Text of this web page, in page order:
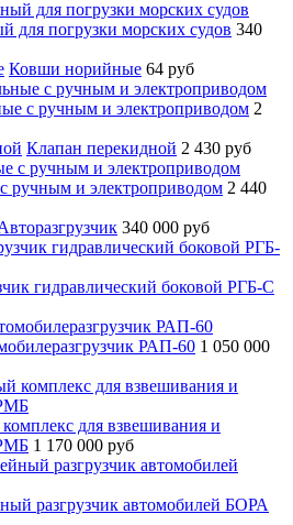
для погрузки морских судов 340
Ковши норийные 64 руб
с ручным и электроприводом 2
Клапан перекидной 2 430 руб
ручным и электроприводом 2 440
340 000 руб
гидравлический боковой РГБ-С
РАП-60 1 050 000
для взвешивания и
1 170 000 руб
разгрузчик автомобилей БОРА